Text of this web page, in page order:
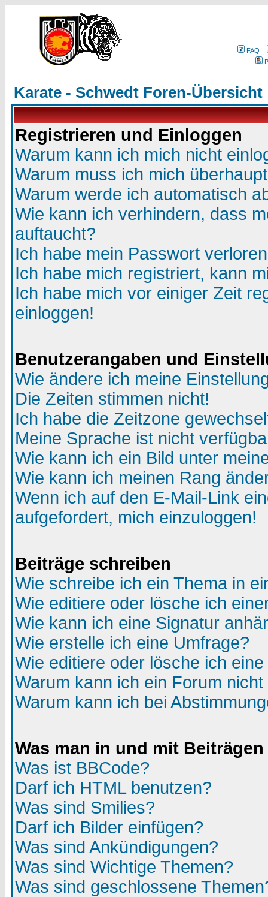
FAQ
Karate - Schwedt Foren-Übersicht
Registrieren und Einloggen
Warum kann ich mich nicht
Warum muss ich mich
Warum werde ich automatisch
Wie kann ich verhindern, dass
auftaucht?
Ich habe mein Passwort
Ich habe mich registriert, kann
Ich habe mich vor einiger Zeit
einloggen!
Benutzerangaben und
Wie ändere ich meine
Die Zeiten stimmen nicht!
Ich habe die Zeitzone
Meine Sprache ist nicht
Wie kann ich ein Bild unter
Wie kann ich meinen Rang
Wenn ich auf den E-Mail-Link
aufgefordert, mich einzuloggen!
Beiträge schreiben
Wie schreibe ich ein Thema in
Wie editiere oder lösche ich
Wie kann ich eine Signatur
Wie erstelle ich eine Umfrage?
Wie editiere oder lösche ich
Warum kann ich ein Forum
Warum kann ich bei
Was man in und mit
Was ist BBCode?
Darf ich HTML benutzen?
Was sind Smilies?
Darf ich Bilder einfügen?
Was sind Ankündigungen?
Was sind Wichtige Themen?
Was sind geschlossene